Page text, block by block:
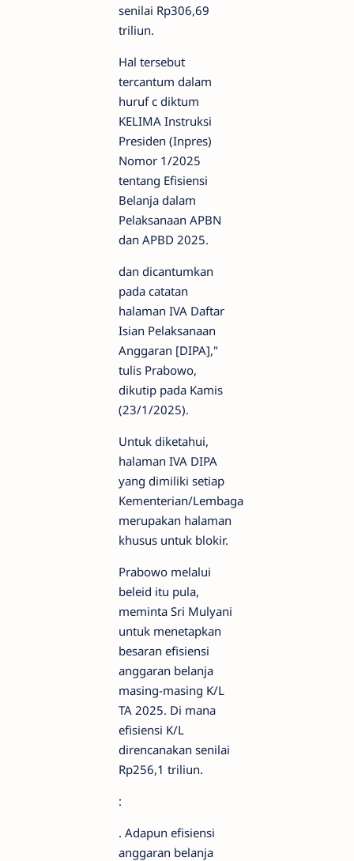
senilai Rp306,69
triliun.
Hal tersebut
tercantum dalam
huruf c diktum
KELIMA Instruksi
Presiden (Inpres)
Nomor 1/2025
tentang Efisiensi
Belanja dalam
Pelaksanaan APBN
dan APBD 2025.
dan dicantumkan
pada catatan
halaman IVA Daftar
Isian Pelaksanaan
Anggaran [DIPA],"
tulis Prabowo,
dikutip pada Kamis
(23/1/2025).
Untuk diketahui,
halaman IVA DIPA
yang dimiliki setiap
Kementerian/Lembaga
merupakan halaman
khusus untuk blokir.
Prabowo melalui
beleid itu pula,
meminta Sri Mulyani
untuk menetapkan
besaran efisiensi
anggaran belanja
masing-masing K/L
TA 2025. Di mana
efisiensi K/L
direncanakan senilai
Rp256,1 triliun.
:
. Adapun efisiensi
anggaran belanja